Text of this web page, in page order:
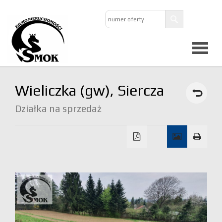
Wieliczka (gw), Siercza
Działka na sprzedaż